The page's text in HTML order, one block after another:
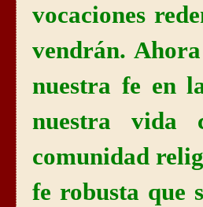
vocaciones
vendrán.
nuestra fe en
nuestra vida
comunidad
fe robusta que